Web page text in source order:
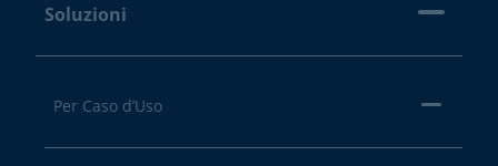
Soluzioni
Per Caso d’Uso